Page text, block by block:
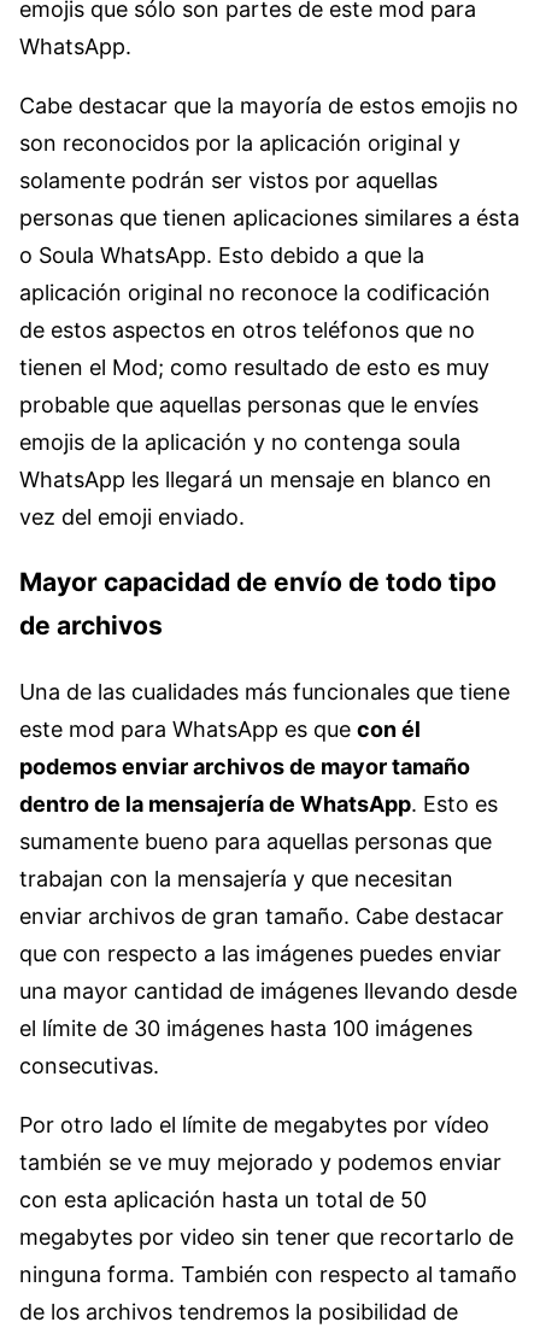
emojis que sólo son partes de este mod para
WhatsApp.
Cabe destacar que la mayoría de estos emojis no
son reconocidos por la aplicación original y
solamente podrán ser vistos por aquellas
personas que tienen aplicaciones similares a ésta
o Soula WhatsApp. Esto debido a que la
aplicación original no reconoce la codificación
de estos aspectos en otros teléfonos que no
tienen el Mod; como resultado de esto es muy
probable que aquellas personas que le envíes
emojis de la aplicación y no contenga soula
WhatsApp les llegará un mensaje en blanco en
vez del emoji enviado.
Mayor capacidad de envío de todo tipo
de archivos
Una de las cualidades más funcionales que tiene
este mod para WhatsApp es que con él
podemos enviar archivos de mayor tamaño
dentro de la mensajería de WhatsApp. Esto es
sumamente bueno para aquellas personas que
trabajan con la mensajería y que necesitan
enviar archivos de gran tamaño. Cabe destacar
que con respecto a las imágenes puedes enviar
una mayor cantidad de imágenes llevando desde
el límite de 30 imágenes hasta 100 imágenes
consecutivas.
Por otro lado el límite de megabytes por vídeo
también se ve muy mejorado y podemos enviar
con esta aplicación hasta un total de 50
megabytes por video sin tener que recortarlo de
ninguna forma. También con respecto al tamaño
de los archivos tendremos la posibilidad de